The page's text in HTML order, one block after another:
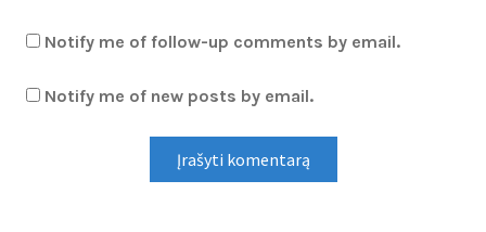
Notify me of follow-up comments by email.
Notify me of new posts by email.